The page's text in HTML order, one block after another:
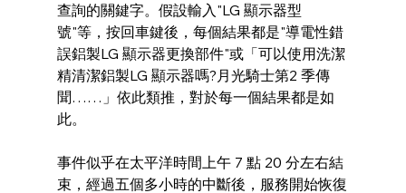
查詢的關鍵字。假設輸入"LG 顯示器型
號"等，按回車鍵後，每個結果都是"導電性錯
誤鋁製LG 顯示器更換部件"或「可以使用洗潔
精清潔鋁製LG 顯示器嗎?月光騎士第2 季傳
聞……」依此類推，對於每一個結果都是如
此。
事件似乎在太平洋時間上午 7 點 20 分左右結
束，經過五個多小時的中斷後，服務開始恢復